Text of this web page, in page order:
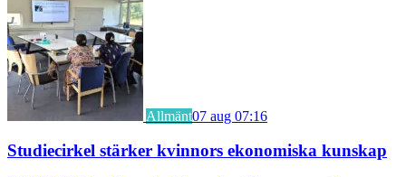
Allmänt07 aug 07:16
Studiecirkel stärker kvinnors ekonomiska kunskap